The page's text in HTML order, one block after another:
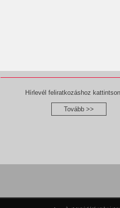
Hírlevél feliratkozáshoz
Tovább >>